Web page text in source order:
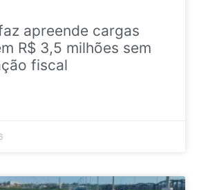
apreende cargas
R$ 3,5 milhões sem
fiscal